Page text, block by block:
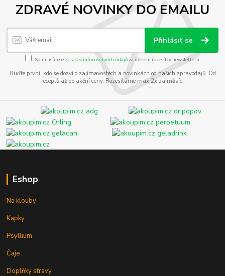
ZDRAVÉ NOVINKY DO EMAILU
Přihlásit se
Souhlasím se zpracováním osobních údajůza účelem rozesílky newsletteru.
Buďte první, kdo se dozví o zajímavostech a novinkách od našich zpravodajů. Od
receptů až po akční ceny. Rozesíláme max 2x za měsíc.
Eshop
Na klouby
Kapky
Psyllium
Čaje
Doplňky stravy